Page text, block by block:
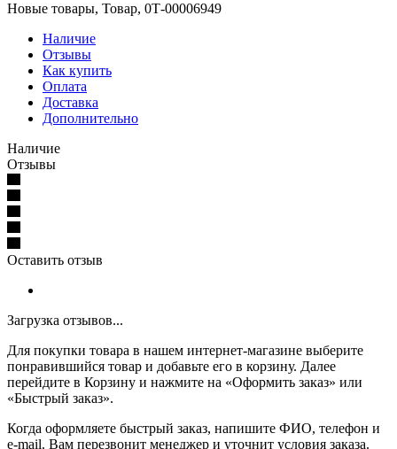
Новые товары, Товар, 0Т-00006949
Наличие
Отзывы
Как купить
Оплата
Доставка
Дополнительно
Наличие
Отзывы
Оставить отзыв
Загрузка отзывов...
Для покупки товара в нашем интернет-магазине выберите
понравившийся товар и добавьте его в корзину. Далее
перейдите в Корзину и нажмите на «Оформить заказ» или
«Быстрый заказ».
Когда оформляете быстрый заказ, напишите ФИО, телефон и
e-mail. Вам перезвонит менеджер и уточнит условия заказа.